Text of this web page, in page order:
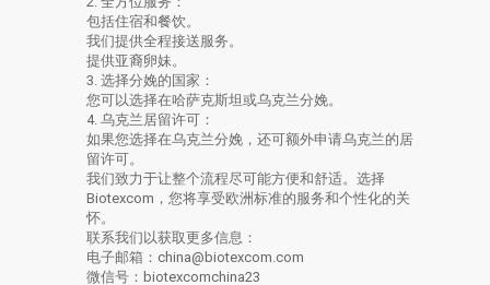
包括住宿和餐饮。
我们提供全程接送服务。
提供亚裔卵妹。
3. 选择分娩的国家：
您可以选择在哈萨克斯坦或乌克兰分娩。
4. 乌克兰居留许可：
如果您选择在乌克兰分娩，还可额外申请乌克兰的居
留许可。
我们致力于让整个流程尽可能方便和舒适。选择
Biotexcom，您将享受欧洲标准的服务和个性化的关
怀。
联系我们以获取更多信息：
电子邮箱：china@biotexcom.com
微信号：biotexcomchina23